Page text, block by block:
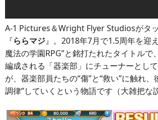
A-1 Pictures＆Wright Flyer Studiosがタ
『ららマジ』。2018年7月で1.5周年を迎
魔法の学園RPG”と銘打たれたタイトルで
編成される「器楽部」にチューナーとし
が、器楽部員たちの“傷”と“救い”に触れ、
調律”していくという物語です（大雑把な